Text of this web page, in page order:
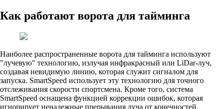
Как работают ворота для тайминга
Наиболее распространенные ворота для тайминга используют
"лучевую" технологию, излучая инфракрасный или LiDar-луч,
создавая невидимую линию, которая служит сигналом для
запуска. SmartSpeed использует эту технологию для точного
отслеживания скорости спортсмена. Кроме того, система
SmartSpeed оснащена функцией коррекции ошибок, которая
игнорирует ненадежные прерывания луча от конечностей,